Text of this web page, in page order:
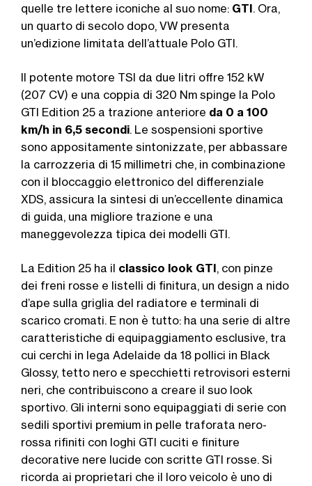
quelle tre lettere iconiche al suo nome: GTI. Ora,
un quarto di secolo dopo, VW presenta
un’edizione limitata dell’attuale Polo GTI.
Il potente motore TSI da due litri offre 152 kW
(207 CV) e una coppia di 320 Nm spinge la Polo
GTI Edition 25 a trazione anteriore da 0 a 100
km/h in 6,5 secondi. Le sospensioni sportive
sono appositamente sintonizzate, per abbassare
la carrozzeria di 15 millimetri che, in combinazione
con il bloccaggio elettronico del differenziale
XDS, assicura la sintesi di un’eccellente dinamica
di guida, una migliore trazione e una
maneggevolezza tipica dei modelli GTI.
La Edition 25 ha il classico look GTI, con pinze
dei freni rosse e listelli di finitura, un design a nido
d’ape sulla griglia del radiatore e terminali di
scarico cromati. E non è tutto: ha una serie di altre
caratteristiche di equipaggiamento esclusive, tra
cui cerchi in lega Adelaide da 18 pollici in Black
Glossy, tetto nero e specchietti retrovisori esterni
neri, che contribuiscono a creare il suo look
sportivo. Gli interni sono equipaggiati di serie con
sedili sportivi premium in pelle traforata nero-
rossa rifiniti con loghi GTI cuciti e finiture
decorative nere lucide con scritte GTI rosse. Si
ricorda ai proprietari che il loro veicolo è uno di